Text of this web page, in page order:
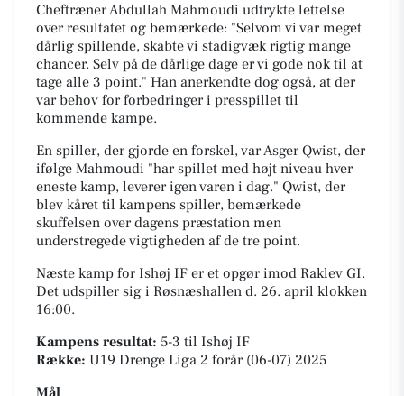
Cheftræner Abdullah Mahmoudi udtrykte lettelse
over resultatet og bemærkede: "Selvom vi var meget
dårlig spillende, skabte vi stadigvæk rigtig mange
chancer. Selv på de dårlige dage er vi gode nok til at
tage alle 3 point." Han anerkendte dog også, at der
var behov for forbedringer i presspillet til
kommende kampe.
En spiller, der gjorde en forskel, var Asger Qwist, der
ifølge Mahmoudi "har spillet med højt niveau hver
eneste kamp, leverer igen varen i dag." Qwist, der
blev kåret til kampens spiller, bemærkede
skuffelsen over dagens præstation men
understregede vigtigheden af de tre point.
Næste kamp for Ishøj IF er et opgør imod Raklev GI.
Det udspiller sig i Røsnæshallen d. 26. april klokken
16:00.
Kampens resultat: 5-3 til Ishøj IF
Række: U19 Drenge Liga 2 forår (06-07) 2025
Mål